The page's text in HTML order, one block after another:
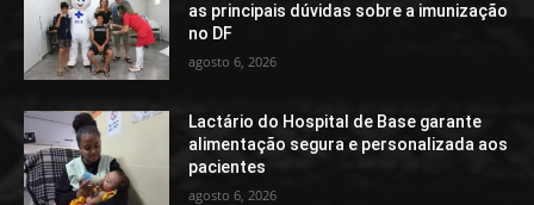
as principais dúvidas sobre a imunização
no DF
agosto 6, 2026
Lactário do Hospital de Base garante
alimentação segura e personalizada aos
pacientes
agosto 6, 2026